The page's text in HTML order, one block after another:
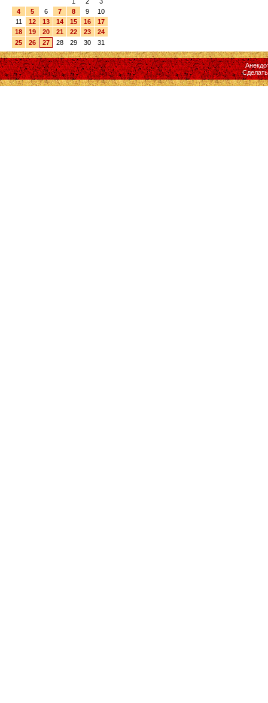
4
5 6 7 8 9
10
11
12 13 14 15 16
17
18
19 20 21 22 23
24
25
26 27 28 29 30 31